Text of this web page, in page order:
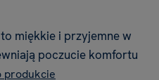
miękkie i przyjemne w
poczucie komfortu
produkcie